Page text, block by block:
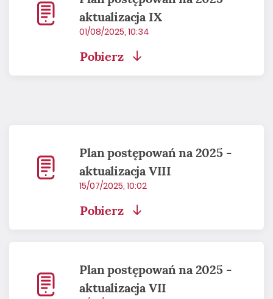
aktualizacja IX
01/08/2025, 10:34
Pobierz
Plan postępowań na 2025 -
aktualizacja VIII
15/07/2025, 10:02
Pobierz
Plan postępowań na 2025 -
aktualizacja VII